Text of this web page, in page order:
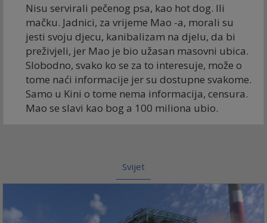
Nisu servirali pečenog psa, kao hot dog. Ili
mačku. Jadnici, za vrijeme Mao -a, morali su
jesti svoju djecu, kanibalizam na djelu, da bi
preživjeli, jer Mao je bio užasan masovni ubica.
Slobodno, svako ko se za to interesuje, može o
tome naći informacije jer su dostupne svakome.
Samo u Kini o tome nema informacija, censura.
Mao se slavi kao bog a 100 miliona ubio.
Svijet